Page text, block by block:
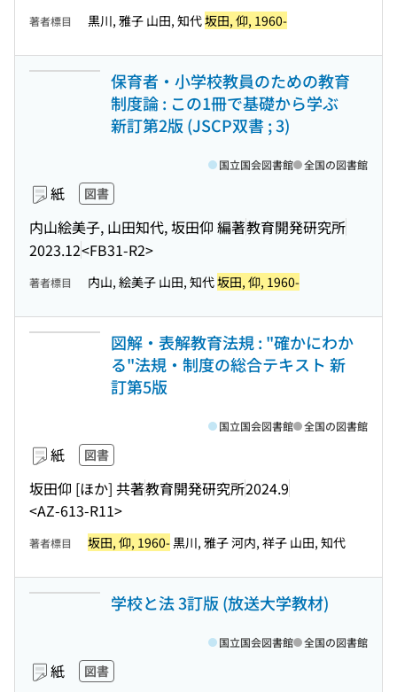
著者標目 黒川, 雅子 山田, 知代坂田, 仰, 1960-
保育者・小学校教員のための教育
制度論 : この1冊で基礎から学ぶ
新訂第2版 (JSCP双書 ; 3)
紙 図書
内山絵美子, 山田知代, 坂田仰 編著教育開発研究所
2023.12<FB31-R2>
国立国会図書館 全国の図書館
著者標目 内山, 絵美子 山田, 知代坂田, 仰, 1960-
図解・表解教育法規 : "確かにわか
る"法規・制度の総合テキスト 新
訂第5版
紙 図書
坂田仰 [ほか] 共著教育開発研究所2024.9
<AZ-613-R11>
国立国会図書館 全国の図書館
著者標目 坂田, 仰, 1960-黒川, 雅子 河内, 祥子 山田, 知代
学校と法 3訂版 (放送大学教材)
紙 図書
国立国会図書館 全国の図書館